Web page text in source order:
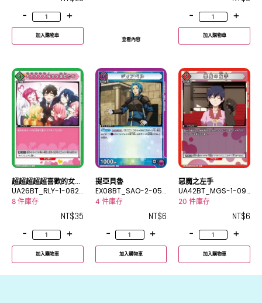
-
+
加入購物車
查看內容
-
+
加入購物車
超超超超超喜歡的女朋
友們
UA26BT_RLY-1-082
U
8 件庫存
NT$35
-
+
加入購物車
提亞貝魯
EX08BT_SAO-2-050
C
4 件庫存
NT$6
-
+
加入購物車
惡魔之左手
UA42BT_MGS-1-09
3C
20 件庫存
NT$6
-
+
加入購物車